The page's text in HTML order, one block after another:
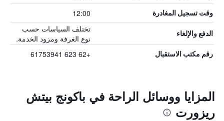
وقت تسجيل المغادرة 12:00
الدفع والإلغاء
تختلف السياسات حسب
نوع الغرفة ومزود الخدمة.
رقم مكتب الاستقبال +62 623 61753941
المزايا ووسائل الراحة في باكونج بيتش
ريزورت